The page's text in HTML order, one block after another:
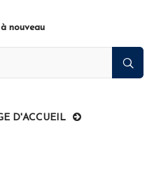
nouveau
D'ACCUEIL